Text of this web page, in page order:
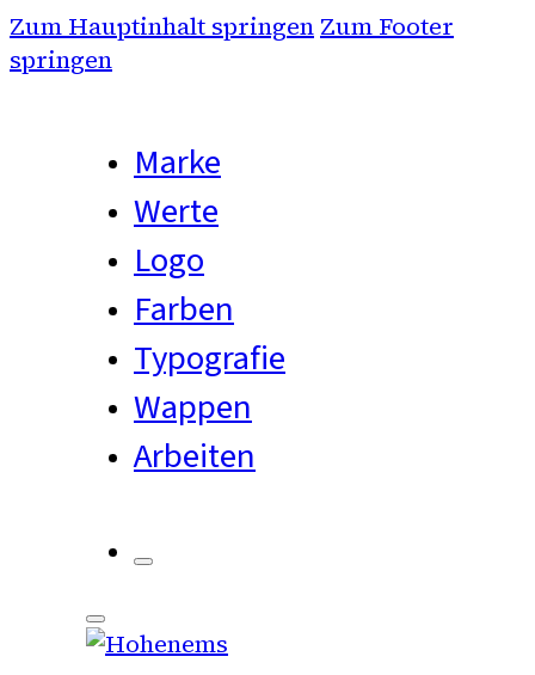
Zum Hauptinhalt springen Zum Footer
springen
Marke
Werte
Logo
Farben
Typografie
Wappen
Arbeiten